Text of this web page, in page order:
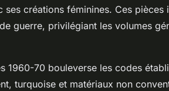
créations féminines. Ces pièces
guerre, privilégiant les volumes
1960-70 bouleverse les codes
turquoise et matériaux non